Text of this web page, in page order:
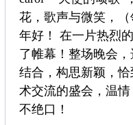
花，歌声与微笑，
年好！ 在一片热烈
了帷幕！整场晚会
结合，构思新颖，
术交流的盛会，温
不绝口！